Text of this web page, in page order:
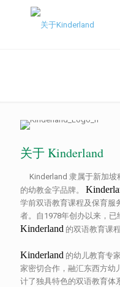
关于 Kinderland
Kinderland 隶属于新加坡
的幼教金字品牌。
学前双语教育课程及保育服
者。自1978年创办以来，
Kinderland 的双语教育课程
Kinderland 的幼儿教育专
家密切合作，融汇东西方幼
计了独具特色的双语教育体